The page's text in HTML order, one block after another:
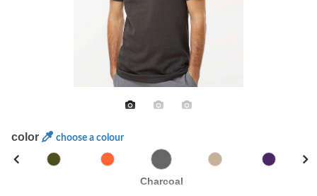
color choose a colour
Charcoal